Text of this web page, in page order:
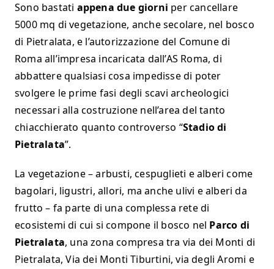
Sono bastati appena due giorni per cancellare
5000 mq di vegetazione, anche secolare, nel bosco
di Pietralata, e l’autorizzazione del Comune di
Roma all’impresa incaricata dall’AS Roma, di
abbattere qualsiasi cosa impedisse di poter
svolgere le prime fasi degli scavi archeologici
necessari alla costruzione nell’area del tanto
chiacchierato quanto controverso “Stadio di
Pietralata”.
La vegetazione – arbusti, cespuglieti e alberi come
bagolari, ligustri, allori, ma anche ulivi e alberi da
frutto – fa parte di una complessa rete di
ecosistemi di cui si compone il bosco nel Parco di
Pietralata, una zona compresa tra via dei Monti di
Pietralata, Via dei Monti Tiburtini, via degli Aromi e